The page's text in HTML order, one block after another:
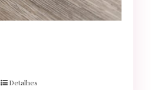
Detalhes